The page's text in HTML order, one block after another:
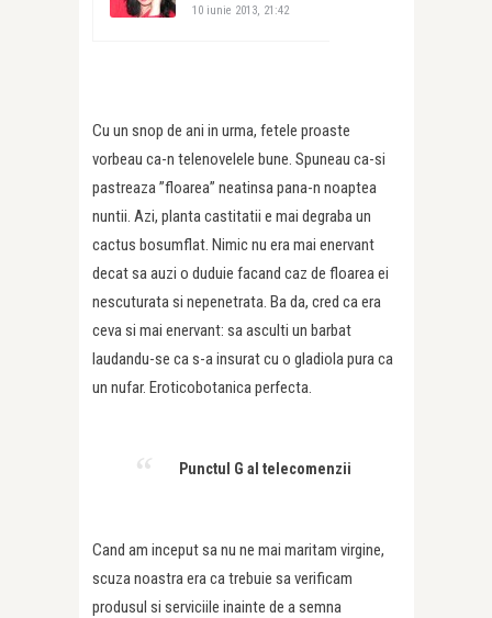
10 iunie 2013, 21:42
Cu un snop de ani in urma, fetele proaste
vorbeau ca-n telenovelele bune. Spuneau ca-si
pastreaza ”floarea” neatinsa pana-n noaptea
nuntii. Azi, planta castitatii e mai degraba un
cactus bosumflat. Nimic nu era mai enervant
decat sa auzi o duduie facand caz de floarea ei
nescuturata si nepenetrata. Ba da, cred ca era
ceva si mai enervant: sa asculti un barbat
laudandu-se ca s-a insurat cu o gladiola pura ca
un nufar. Eroticobotanica perfecta.
Punctul G al telecomenzii
Cand am inceput sa nu ne mai maritam virgine,
scuza noastra era ca trebuie sa verificam
produsul si serviciile inainte de a semna